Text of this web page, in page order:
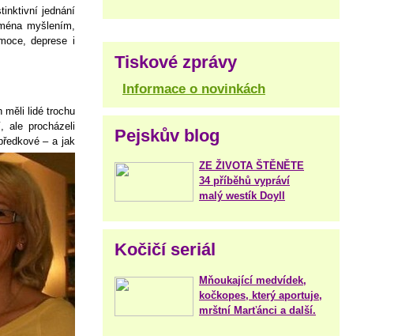
jednání
myšlením,
deprese i
měli lidé trochu
ale procházeli
– a jak
Tiskové zprávy
Informace o novinkách
Pejskův blog
ZE ŽIVOTA ŠTĚNĚTE
34 příběhů vypráví
malý westík Doyll
Kočičí seriál
Mňoukající medvídek,
kočkopes, který aportuje,
mrštní Marťánci a další.